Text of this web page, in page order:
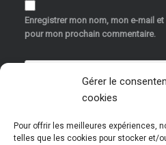
Gérer le
cookies
Pour offrir les meilleures expériences,
telles que les cookies pour stocker et/
Enregistrer mon nom, mon e-mail
pour mon prochain commentaire.